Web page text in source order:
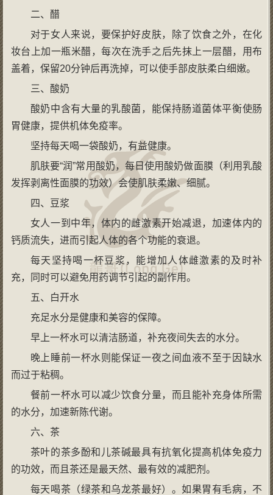
二、醋
对于女人来说，要保护好皮肤，除了饮食之外，在化
妆台上加一瓶米醋，每次在洗手之后先抹上一层醋，用布
盖着，保留20分钟后再洗掉，可以使手部皮肤柔白细嫩。
三、酸奶
酸奶中含有大量的乳酸菌，能保持肠道菌体平衡使肠
胃健康，提供机体免疫率。
坚持每天喝一袋酸奶，有益健康。
肌肤要“润”常用酸奶，每日使用酸奶做面膜（利用乳酸
发挥剥离性面膜的功效）会使肌肤柔嫩、细腻。
四、豆浆
女人一到中年，体内的雌激素开始减退，加速体内的
钙质流失，进而引起人体的各个功能的衰退。
每天坚持喝一杯豆浆，能增加人体雌激素的及时补
充，同时可以避免用药调节引起的副作用。
五、白开水
充足水分是健康和美容的保障。
早上一杯水可以清洁肠道，补充夜间失去的水分。
晚上睡前一杯水则能保证一夜之间血液不至于因缺水
而过于粘稠。
餐前一杯水可以减少饮食分量，而且能补充身体所需
的水分，加速新陈代谢。
六、茶
茶叶的茶多酚和儿茶碱最具有抗氧化提高机体免疫力
的功效，而且茶还是最天然、最有效的减肥剂。
每天喝茶（绿茶和乌龙茶最好）。如果胃有毛病，不